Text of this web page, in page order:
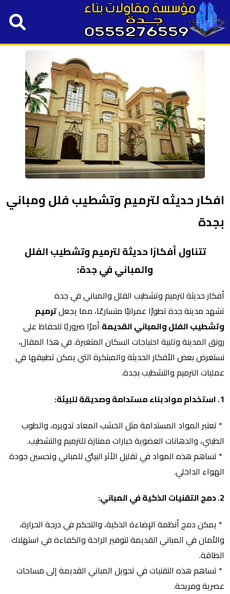
افكار حديثه لترميم وتشطيب فلل ومباني
بجدة
تتناول أفكارًا حديثة لترميم وتشطيب الفلل
والمباني في جدة:
أفكار حديثة لترميم وتشطيب الفلل والمباني في جدة
تشهد مدينة جدة تطورًا عمرانيًا متسارعًا، مما يجعلترميم
وتشطيب الفلل والمباني القديمة أمرًا ضروريًا للحفاظ على
رونق المدينة وتلبية احتياجات السكان المتغيرة. في هذا المقال،
نستعرض بعض الأفكار الحديثة والمبتكرة التي يمكن تطبيقها في
عمليات الترميم والتشطيب بجدة.
1. استخدام مواد بناء مستدامة وصديقة للبيئة:
* تعتبر المواد المستدامة مثل الخشب المعاد تدويره، والطوب
الطيني، والدهانات العضوية خيارات ممتازة للترميم والتشطيب.
* تساهم هذه المواد في تقليل الأثر البيئي للمباني وتحسين جودة
الهواء الداخلي.
2. دمج التقنيات الذكية في المباني:
* يمكن دمج أنظمة الإضاءة الذكية، والتحكم في درجة الحرارة،
والأمان في المباني القديمة لتوفير الراحة والكفاءة في استهلاك
الطاقة.
* تساهم هذه التقنيات في تحويل المباني القديمة إلى مساحات
عصرية ومريحة.